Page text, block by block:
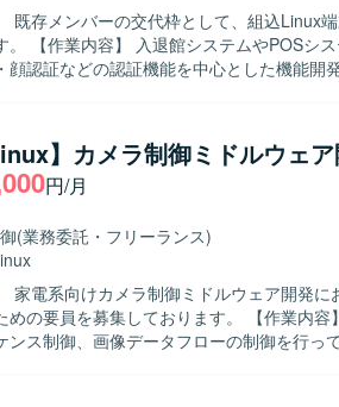
既存メンバーの交代枠として、組込Linux
において、
顔認証などの認証機能を中心とした機能開
り組み、周囲と協調しながら開発を進めて
力】 入退館やPOSなど実利用シーンに近い
込Linuxに関する知見を深めることができま
C++を用いた開発を行います。認証機能と
いただきます。
】カメラ制御ミドルウェ
円/月
(業務委託・フリーランス)
家電系向けカメラ制御ミドルウェア開発
しております。 【作業内容】 カメラ制御全体の管理、動画および
ンス制御、画像データフローの制御を行っ